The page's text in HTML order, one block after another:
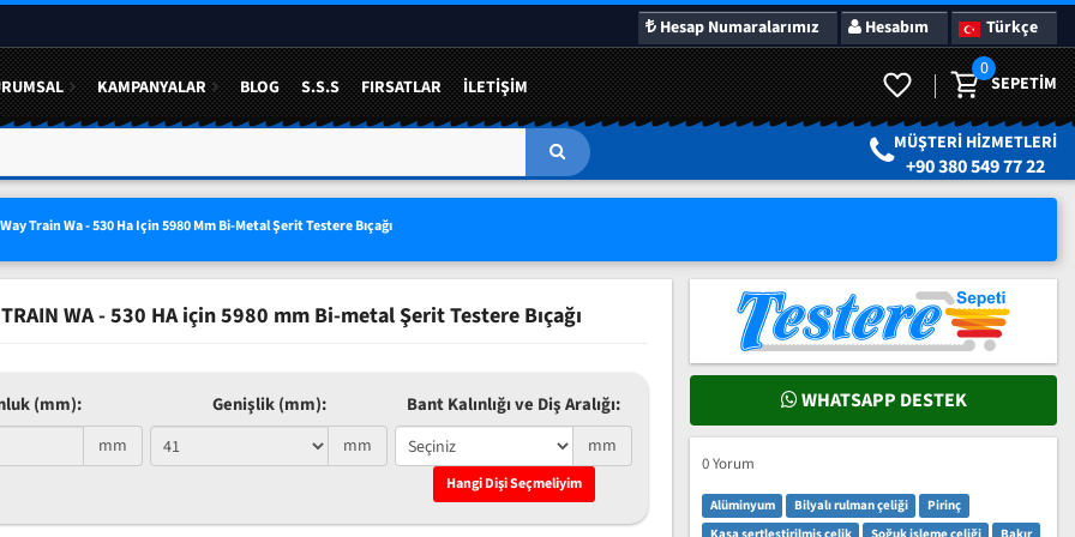
Hesap Numaralarımız Hesabım Türkçe
KAMPANYALAR BLOG S.S.S FIRSATLAR İLETIŞIM
0
SEPETIM
MÜŞTERI HIZMETLERI
+90 380 549 77 22
Way Train Wa - 530 Ha Için 5980 Mm Bi-Metal Şerit Testere Bıçağı
TRAIN WA - 530 HA için 5980 mm Bi-metal Şerit Testere Bıçağı
(mm):
mm
Genişlik (mm):
mm
Bant Kalınlığı ve Diş Aralığı:
mm
Hangi Dişi Seçmeliyim
WHATSAPP DESTEK
0 Yorum
Alüminyum Bilyalı rulman çeliği
Pirinç
YÜZDE 50 YE VARAN 3 LÜ SETLERDE AVANTAJLI FIYATLAR SÜRPRIZ KAMPANYALAR